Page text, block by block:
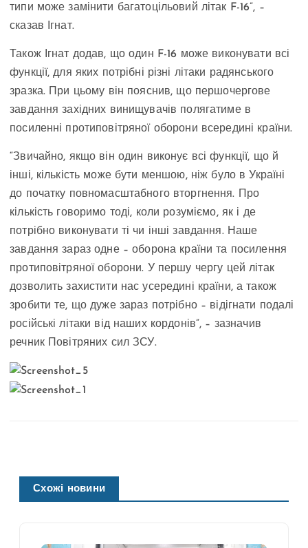
типи може замінити багатоцільовий літак F-16”, –
сказав Ігнат.
Також Ігнат додав, що один F-16 може виконувати всі
функції, для яких потрібні різні літаки радянського
зразка. При цьому він пояснив, що першочергове
завдання західних винищувачів полягатиме в
посиленні протиповітряної оборони всередині країни.
“Звичайно, якщо він один виконує всі функції, що й
інші, кількість може бути меншою, ніж було в Україні
до початку повномасштабного вторгнення. Про
кількість говоримо тоді, коли розуміємо, як і де
потрібно виконувати ті чи інші завдання. Наше
завдання зараз одне – оборона країни та посилення
протиповітряної оборони. У першу чергу цей літак
дозволить захистити нас усередині країни, а також
зробити те, що дуже зараз потрібно – відігнати подалі
російські літаки від наших кордонів”, – зазначив
речник Повітряних сил ЗСУ.
Схожі новини